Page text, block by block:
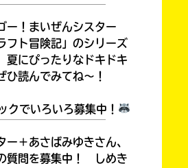
ー！まいぜんシスター
フト冒険記」のシリーズ
にぴったりなドキドキ
ひ読んでみてね～！
クでいろいろ募集中！
ー＋あさばみゆきさん、
質問を募集中！ しめき